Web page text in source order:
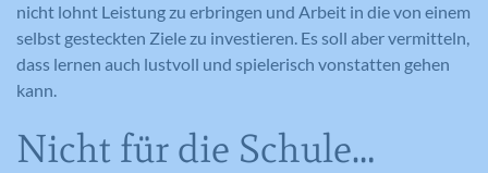
nicht lohnt Leistung zu erbringen und Arbeit in die von einem
selbst gesteckten Ziele zu investieren. Es soll aber vermitteln,
dass lernen auch lustvoll und spielerisch vonstatten gehen
kann.
Nicht für die Schule…